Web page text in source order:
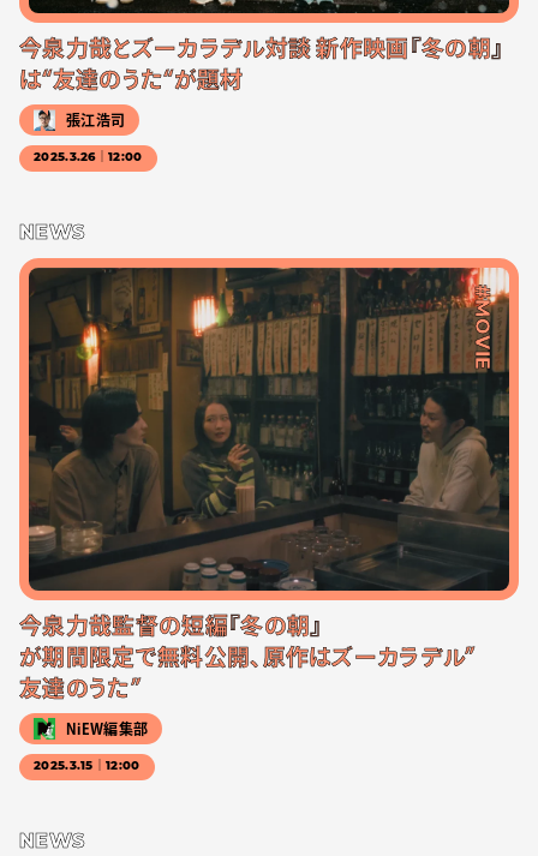
今泉力哉とズーカラデル対談 新作映画『冬の朝』
は“友達のうた“が題材
張江浩司
2025.3.26｜12:00
NEWS
#MOVIE
今泉力哉監督の短編『冬の朝』
が期間限定で無料公開、原作はズーカラデル”
友達のうた”
NiEW編集部
2025.3.15｜12:00
NEWS